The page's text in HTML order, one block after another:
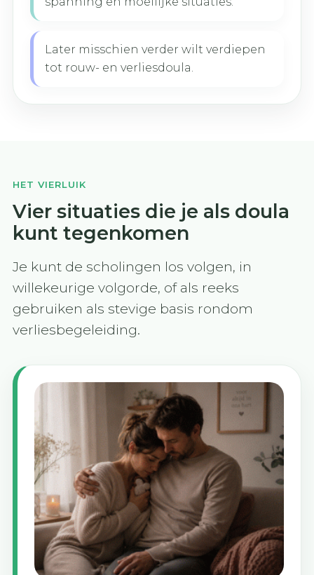
Later misschien verder wilt verdiepen
tot rouw- en verliesdoula.
HET VIERLUIK
Vier situaties die je als doula
kunt tegenkomen
Je kunt de scholingen los volgen, in
willekeurige volgorde, of als reeks
gebruiken als stevige basis rondom
verliesbegeleiding.